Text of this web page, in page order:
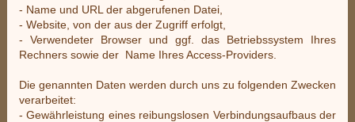
- Name und URL der abgerufenen Datei,
- Website, von der aus der Zugriff erfolgt,
- Verwendeter Browser und ggf. das Betriebssystem Ihres
Rechners sowie der Name Ihres Access-Providers.
Die genannten Daten werden durch uns zu folgenden Zwecken
verarbeitet:
- Gewährleistung eines reibungslosen Verbindungsaufbaus der